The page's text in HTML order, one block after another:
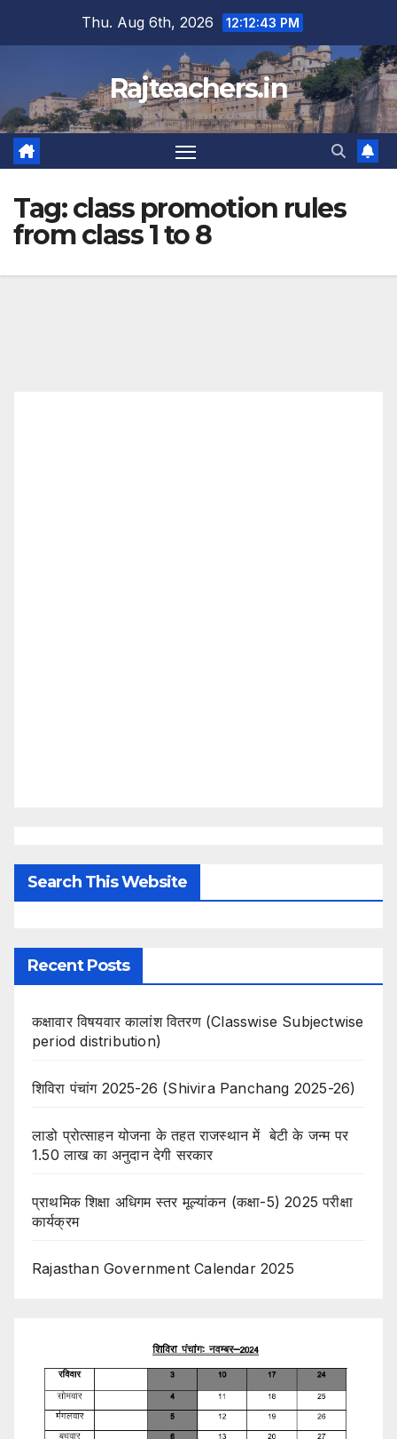
Thu. Aug 6th, 2026 12:12:43 PM
Rajteachers.in
Tag:class promotion rules
from class 1 to 8
Search This Website
Recent Posts
कक्षावार विषयवार कालांश वितरण (Classwise Subjectwise
period distribution)
शिविरा पंचांग 2025-26 (Shivira Panchang 2025-26)
लाडो प्रोत्साहन योजना के तहत राजस्थान में बेटी के जन्म पर
1.50 लाख का अनुदान देगी सरकार
प्राथमिक शिक्षा अधिगम स्तर मूल्यांकन (कक्षा-5) 2025 परीक्षा
कार्यक्रम
Rajasthan Government Calendar 2025